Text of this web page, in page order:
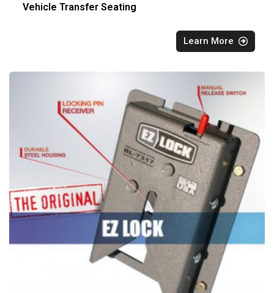
Vehicle Transfer Seating
Learn More